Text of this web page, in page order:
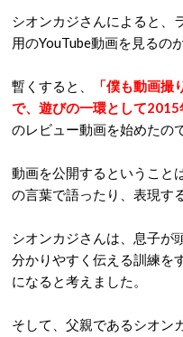
シオンカジさんによると、
用のYouTube動画を見るの
暫くすると、
「僕も動画
で、遊びの一環として
のレビュー動画を始めたの
動画を公開するということ
の言葉で語ったり、表現す
シオンカジさんは、息子が
分かりやすく伝える訓練を
になると考えました。
そして、父親であるシオン